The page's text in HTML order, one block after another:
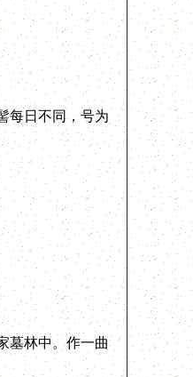
每日不同，号为
墓林中。作一曲